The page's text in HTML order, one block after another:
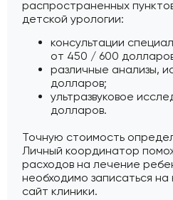
распространенных
детской урологии:
консультации
от 450 / 600
различные анализы,
долларов;
ультразвуковое
долларов.
Точную стоимость
Личный координатор
расходов на лечение
необходимо записаться
сайт клиники.